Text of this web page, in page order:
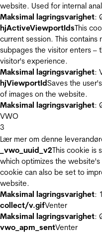
website. Used for internal
Maksimal lagringsvarighet:
hjActiveViewportIdsThis
current session. This
subpages the visitor enters –
visitor's experience.
Maksimal lagringsvarighet:
hjViewportIdSaves the
of images on the website.
Maksimal lagringsvarighet:
VWO
3
Lær mer om denne
_vwo_uuid_v2This cookie is
which optimizes the
cookie can also be set to
website.
Maksimal lagringsvarighet:
collect/v.gifVenter
Maksimal lagringsvarighet:
vwo_apm_sentVenter